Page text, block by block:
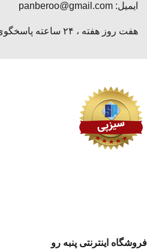
ایمیل: panberoo@gmail.com
هفت روز هفته ، ۲۴ ساعته پاسخگوی شما هستیم.
فروشگاه اینترنتی پنبه رو